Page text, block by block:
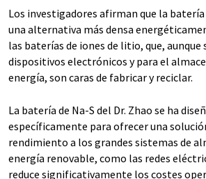
Los investigadores afirman que la
una alternativa más densa
las baterías de iones de litio, que,
dispositivos electrónicos y para el
energía, son caras de fabricar y reciclar.
La batería de Na-S del Dr. Zhao se ha
específicamente para ofrecer una
rendimiento a los grandes sistemas de
energía renovable, como las redes
reduce significativamente los costes